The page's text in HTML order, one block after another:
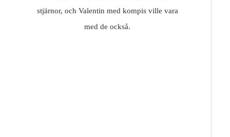
stjärnor, och Valentin med kompis ville vara
med de också.